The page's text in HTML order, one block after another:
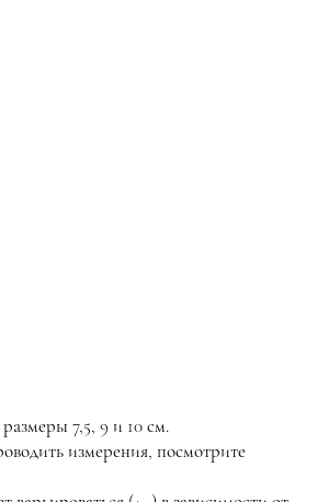
7,5, 9 и 10 см.
измерения, посмотрите